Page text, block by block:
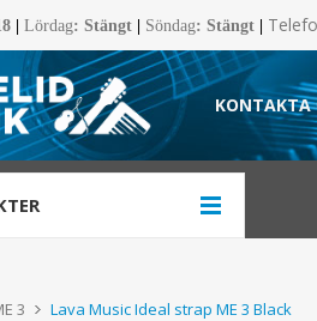
Lördag: Stängt Söndag: Stängt
KONTAKTA
3 Lava Music Ideal strap ME 3 Black